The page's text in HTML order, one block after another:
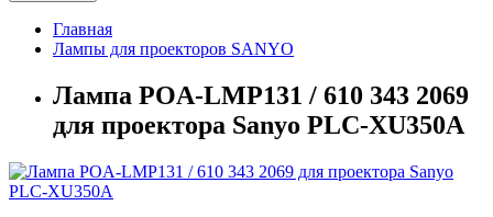
Главная
Лампы для проекторов SANYO
Лампа POA-LMP131 / 610 343 2069
для проектора Sanyo PLC-XU350A